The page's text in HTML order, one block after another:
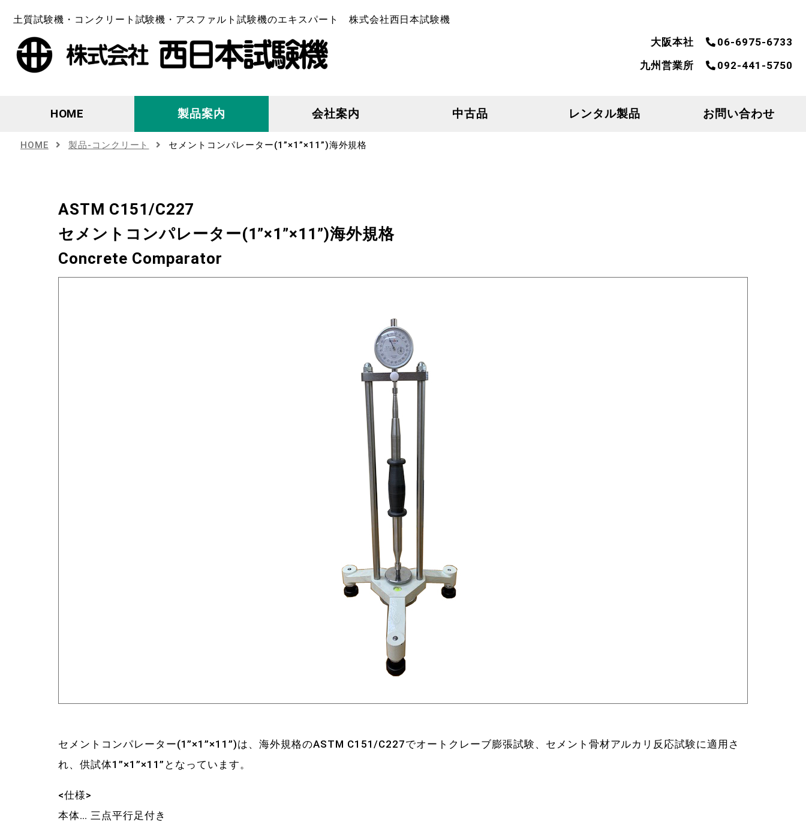
土質試験機・コンクリート試験機・アスファルト試験機のエキスパート 株式会社西日本試験機
大阪本社
06-6975-6733
九州営業所
092-441-5750
HOME 製品案内 会社案内 中古品 レンタル製品 お問い合わせ
HOME 製品-コンクリート セメントコンパレーター(1”×1”×11”)海外規格
ASTM C151/C227
セメントコンパレーター(1”×1”×11”)海外規格
Concrete Comparator
セメントコンパレーター(1”×1”×11”)は、海外規格のASTM C151/C227でオートクレーブ膨張試験、セメント骨材アルカリ反応試験に適用さ
れ、供試体1”×1”×11”となっています。
<仕様>
本体… 三点平行足付き